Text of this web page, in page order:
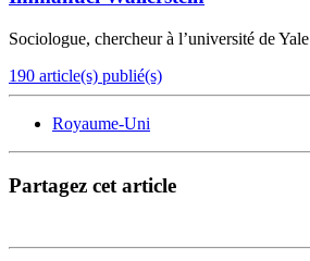
Sociologue, chercheur à l’université de Yale
190 article(s) publié(s)
Royaume-Uni
Partagez cet article